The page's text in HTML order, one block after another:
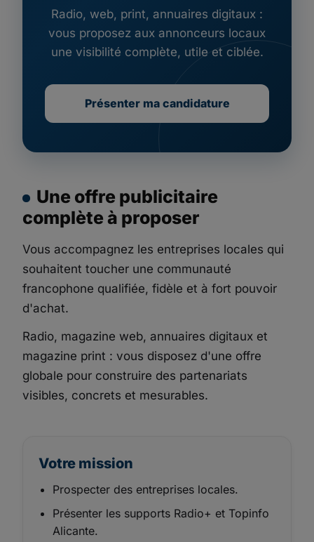
Radio, web, print, annuaires digitaux :
vous proposez aux annonceurs locaux
une visibilité complète, utile et ciblée.
Présenter ma candidature
Une offre publicitaire
complète à proposer
Vous accompagnez les entreprises locales qui
souhaitent toucher une communauté
francophone qualifiée, fidèle et à fort pouvoir
d'achat.
Radio, magazine web, annuaires digitaux et
magazine print : vous disposez d'une offre
globale pour construire des partenariats
visibles, concrets et mesurables.
Votre mission
Prospecter des entreprises locales.
Présenter les supports Radio+ et Topinfo
Alicante.